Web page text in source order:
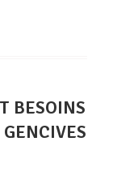
BESOINS